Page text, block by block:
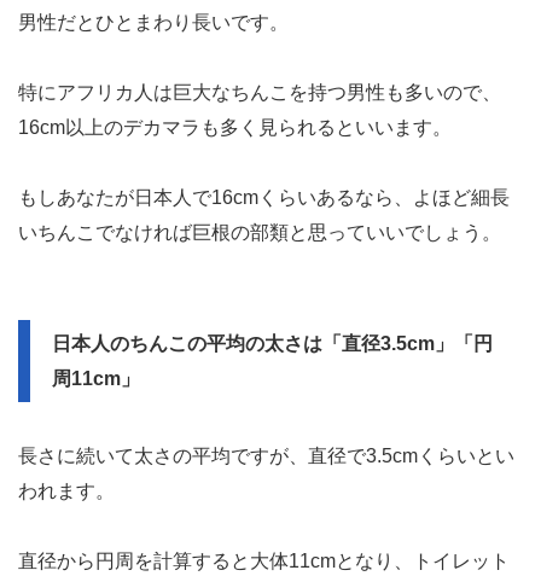
男性だとひとまわり長いです。
特にアフリカ人は巨大なちんこを持つ男性も多いので、
16cm以上のデカマラも多く見られるといいます。
もしあなたが日本人で16cmくらいあるなら、よほど細長
いちんこでなければ巨根の部類と思っていいでしょう。
日本人のちんこの平均の太さは「直径3.5cm」「円
周11cm」
長さに続いて太さの平均ですが、直径で3.5cmくらいとい
われます。
直径から円周を計算すると大体11cmとなり、トイレット